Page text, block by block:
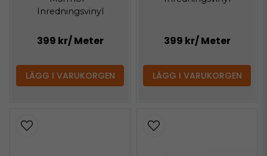
Inredningsvinyl
399 kr/ Meter
LÄGG I VARUKORGEN
399 kr/ Meter
LÄGG I VARUKORGEN